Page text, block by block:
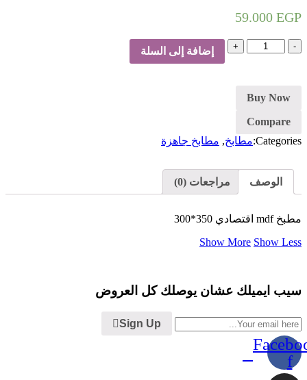
59.000 EGP
كمية
إضافة إلى السلة
Buy Now
Compare
Categories: مطابخ, مطابخ جاهزة
الوصف مراجعات (0)
مطبخ mdf اقتصادي 350*300
Show More Show Less
سيب ايميلك عشان يوصلك كل العروض
Sign Up
f